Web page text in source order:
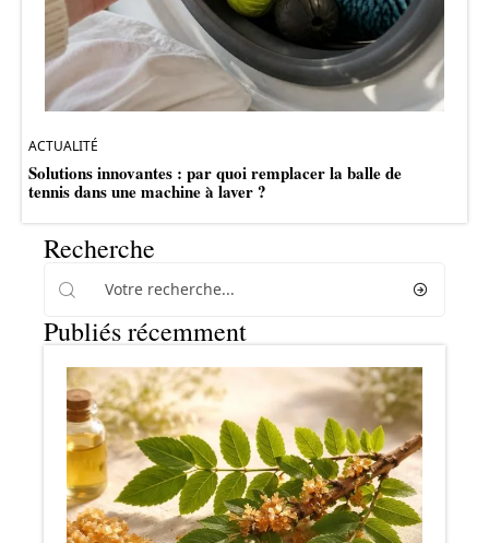
ACTUALITÉ
Solutions innovantes : par quoi remplacer la balle de
tennis dans une machine à laver ?
Recherche
Publiés récemment